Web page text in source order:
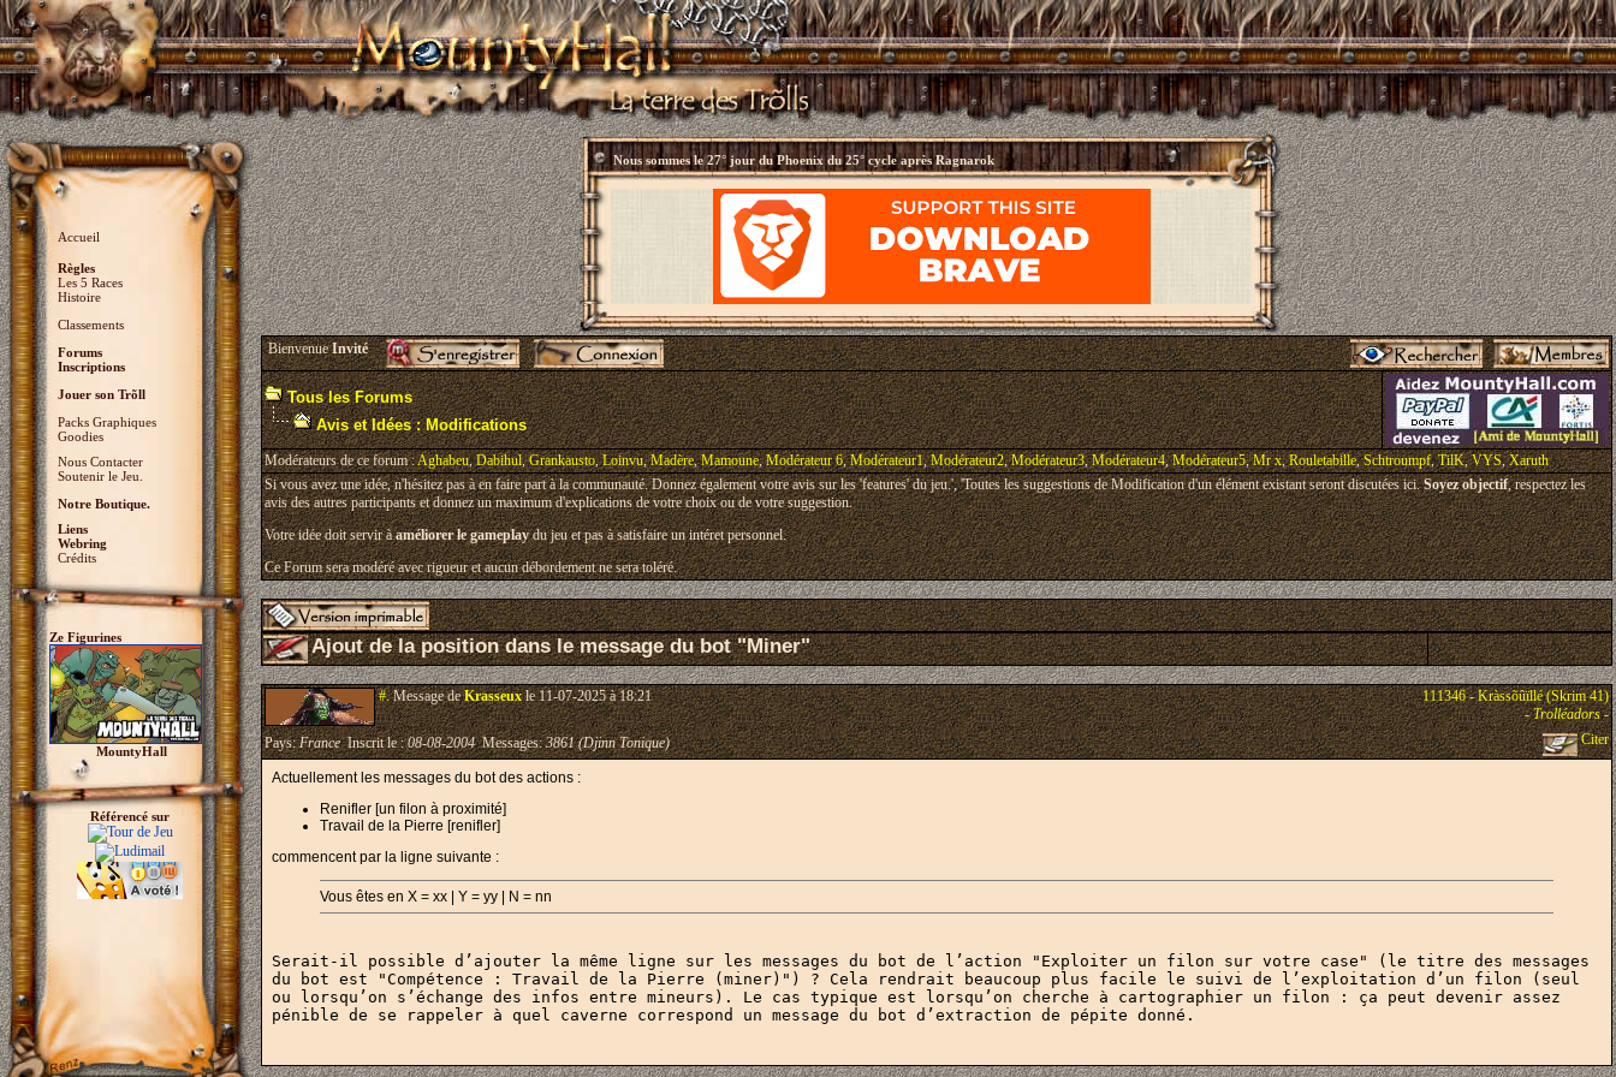
Accueil
Règles
Les 5 Races
Histoire
Classements
Forums
Inscriptions
Jouer son Trõll
Packs Graphiques
Goodies
Nous Contacter
Soutenir le Jeu.
Notre Boutique.
Liens
Webring
Crédits
Ze Figurines
MountyHall
Référencé sur
Nous sommes le27° jour du Phoenix du 25° cycle après Ragnarok
BienvenueInvité
Tous les Forums
Avis et Idées : Modifications
Modérateurs de ce forum :Aghabeu,Dabihul,Grankausto,Loinvu,Madère,Mamoune,Modérateur 6,Modérateur1,Modérateur2,Modérateur3,Modérateur4,Modérateur5,Mr x,Rouletabille,Schtroumpf,TilK,VYS,Xaruth
Si vous avez une idée, n'hésitez pas à en faire part à la communauté. Donnez également votre avis sur les 'features' du jeu.', 'Toutes les suggestions de Modification d'un élément existant seront discutées ici.Soyez objectif, respectez les
avis des autres participants et donnez un maximum d'explications de votre choix ou de votre suggestion.
Votre idée doit servir àaméliorer le gameplaydu jeu et pas à satisfaire un intéret personnel.
Ce Forum sera modéré avec rigueur et aucun débordement ne sera toléré.
Ajout de la position dans le message du bot "Miner"
#.Message deKrasseuxle 11-07-2025 à 18:21
111346 - Kràssõûïllé (Skrim 41)
-Trolléadors-
Pays:FranceInscrit le :08-08-2004Messages:3861 (Djinn Tonique) Citer
Actuellement les messages du bot des actions :
Renifler [un filon à proximité]
Travail de la Pierre [renifler]
commencent par la ligne suivante :
Vous êtes en X = xx | Y = yy | N = nn
Serait-il possible d’ajouter la même ligne sur les messages du bot de l’action "Exploiter un filon sur votre case" (le titre des messages
du bot est "Compétence : Travail de la Pierre (miner)") ? Cela rendrait beaucoup plus facile le suivi de l’exploitation d’un filon (seul
ou lorsqu’on s’échange des infos entre mineurs). Le cas typique est lorsqu’on cherche à cartographier un filon : ça peut devenir assez
pénible de se rappeler à quel caverne correspond un message du bot d’extraction de pépite donné.